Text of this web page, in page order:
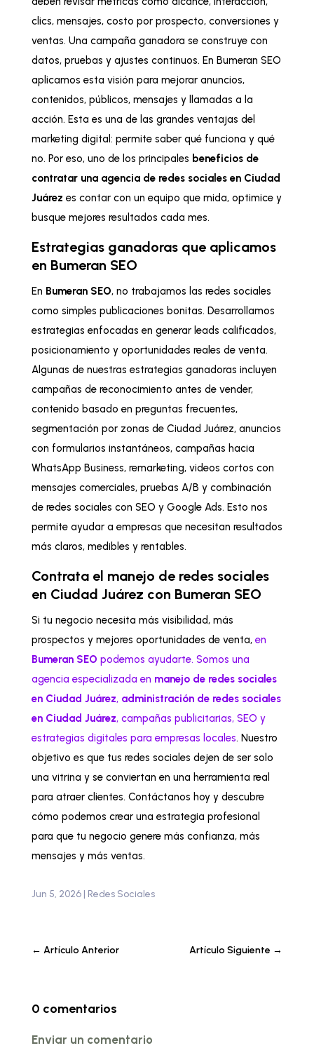
clics, mensajes, costo por prospecto, conversiones y
ventas. Una campaña ganadora se construye con
datos, pruebas y ajustes continuos. En Bumeran SEO
aplicamos esta visión para mejorar anuncios,
contenidos, públicos, mensajes y llamadas a la
acción. Esta es una de las grandes ventajas del
marketing digital: permite saber qué funciona y qué
no. Por eso, uno de los principales beneficios de
contratar una agencia de redes sociales en Ciudad
Juárez es contar con un equipo que mida, optimice y
busque mejores resultados cada mes.
Estrategias ganadoras que aplicamos
en Bumeran SEO
En Bumeran SEO, no trabajamos las redes sociales
como simples publicaciones bonitas. Desarrollamos
estrategias enfocadas en generar leads calificados,
posicionamiento y oportunidades reales de venta.
Algunas de nuestras estrategias ganadoras incluyen
campañas de reconocimiento antes de vender,
contenido basado en preguntas frecuentes,
segmentación por zonas de Ciudad Juárez, anuncios
con formularios instantáneos, campañas hacia
WhatsApp Business, remarketing, videos cortos con
mensajes comerciales, pruebas A/B y combinación
de redes sociales con SEO y Google Ads. Esto nos
permite ayudar a empresas que necesitan resultados
más claros, medibles y rentables.
Contrata el manejo de redes sociales
en Ciudad Juárez con Bumeran SEO
Si tu negocio necesita más visibilidad, más
prospectos y mejores oportunidades de venta, en
Bumeran SEO podemos ayudarte. Somos una
agencia especializada en manejo de redes sociales
en Ciudad Juárez, administración de redes sociales
en Ciudad Juárez, campañas publicitarias, SEO y
estrategias digitales para empresas locales. Nuestro
objetivo es que tus redes sociales dejen de ser solo
una vitrina y se conviertan en una herramienta real
para atraer clientes. Contáctanos hoy y descubre
cómo podemos crear una estrategia profesional
para que tu negocio genere más confianza, más
mensajes y más ventas.
Jun 5, 2026| Redes Sociales
← Artículo Anterior Artículo Siguiente →
0 comentarios
Enviar un comentario